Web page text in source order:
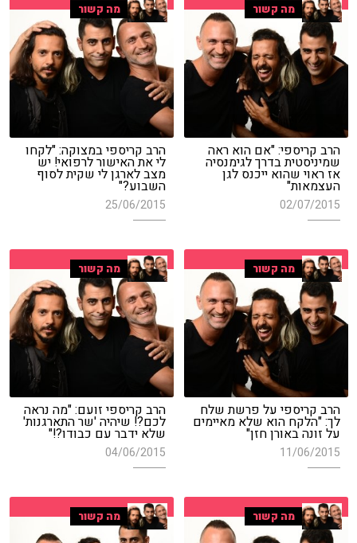
מה קשור
הרב קריספי: "אם הוא ראה
שמיניסטית בדרך לגימנסיה
אז ראוי שהוא ייכנס לגן
העצמאות"
02/07/2015
מה קשור
הרב קריספי במצוקה: "לקחו
לי את האישור לרפואי! יש
מצב לארגן לי שקית לסוף
השבוע?"
25/06/2015
מה קשור
הרב קריספי על פרשת שלח
לך: "הלקח הוא שלא מאיימים
על זונה באורן חזן"
11/06/2015
מה קשור
הרב קריספי זועם: "מה נראה
לכם?! שיהיה 'שר התארגנות'
שלא ידבר עם כבודו?!"
04/06/2015
מה קשור מה קשור